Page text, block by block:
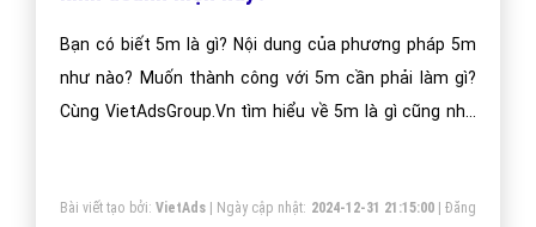
Bạn có biết 5m là gì? Nội dung của phương pháp 5m
như nào? Muốn thành công với 5m cần phải làm gì?
Cùng VietAdsGroup.Vn tìm hiểu về 5m là gì cũng như
Bài viết tạo bởi: VietAds| Ngày cập nhật: 2024-12-31 21:15:00|Đăng